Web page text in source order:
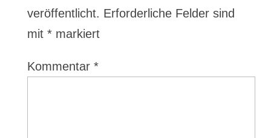
veröffentlicht. Erforderliche Felder sind
mit *markiert
Kommentar *